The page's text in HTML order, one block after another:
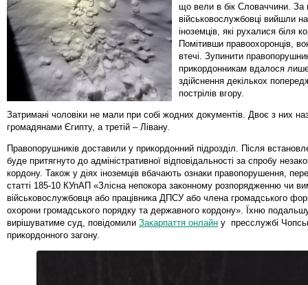
що вели в бік Словаччини. За
військовослужбовці вийшли
іноземців, які рухалися біля
Помітивши правоохоронців,
втечі. Зупинити
прикордонникам вдалося
здійснення декількох
пострілів вгору.
Затримані чоловіки не мали при собі жодних документів. Двоє з них
громадянами Єгипту, а третій – Лівану.
Правопорушників доставили у прикордонний підрозділ. Після
буде притягнуто до адміністративної відповідальності за спробу
кордону. Також у діях іноземців вбачають ознаки правопорушення,
статті 185-10 КУпАП «Злісна непокора законному розпорядженню чи
військовослужбовця або працівника ДПСУ або члена громадського
охорони громадського порядку та державного кордону». Їхню
вирішуватиме суд, повідомили Закарпаття онлайн у пресслужбі
прикордонного загону.